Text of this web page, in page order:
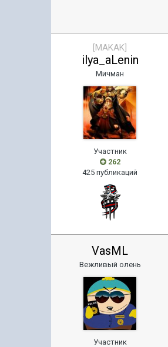
[MAKAK]
ilya_aLenin
Мичман
Участник
262
425 публикаций
VasML
Вежливый олень
Участник